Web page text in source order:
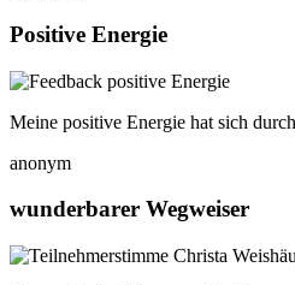
Positive Energie
Meine positive Energie hat sich
anonym
wunderbarer Wegweiser